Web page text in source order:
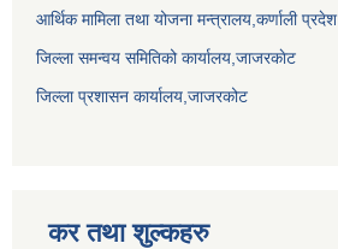
आर्थिक मामिला तथा योजना मन्त्रालय,कर्णाली प्रदेश
जिल्ला समन्वय समितिको कार्यालय,जाजरकाेट
जिल्ला प्रशासन कार्यालय,जाजरकोट
कर तथा शुल्कहरु